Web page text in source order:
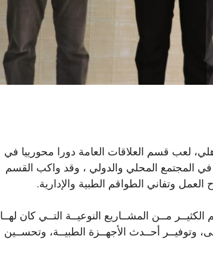
لعب قسم العلاقات العامة دورا محورييا في
المجتمع المحلي والدولي ، وقد واكب القسم
وتفاني الطواقم الطبية والإدارية.
مــن المشــاريع النوعيــة التــي كان لهــا
وتوفيــر أحــدث الأجهــزة الطبيــة، وتحســين